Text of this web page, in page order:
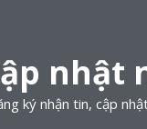
nhật
ký nhận tin, cập